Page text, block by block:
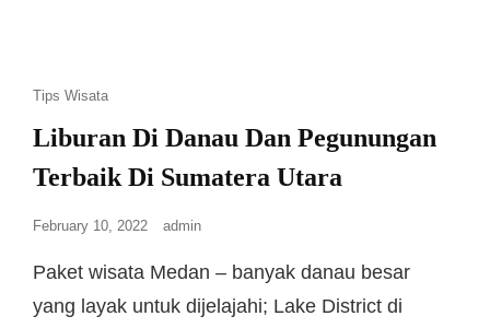
Tips Wisata
Liburan Di Danau Dan Pegunungan
Terbaik Di Sumatera Utara
February 10, 2022 admin
Paket wisata Medan – banyak danau besar
yang layak untuk dijelajahi; Lake District di